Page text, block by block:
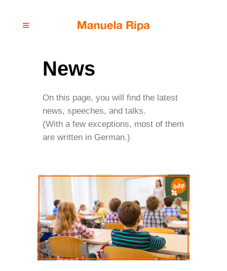
News
On this page, you will find the latest
news, speeches, and talks.
(With a few exceptions, most of them
are written in German.)